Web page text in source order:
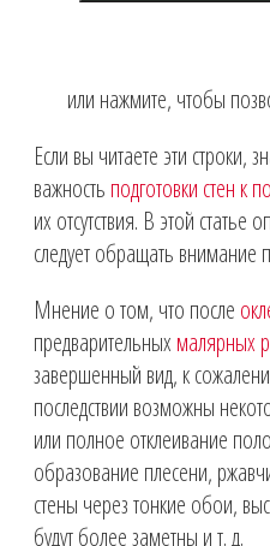
или нажмите, чтобы
Если вы читаете эти строки,
важность подготовки стен к
их отсутствия. В этой
следует обращать внимание
Мнение о том, что после
предварительных малярных
завершенный вид, к
последствии возможны
или полное отклеивание
образование плесени,
стены через тонкие обои,
будут более заметны и т. д.